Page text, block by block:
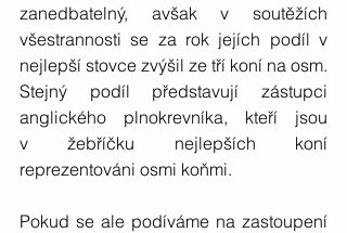
zanedbatelný, avšak v soutěžích
všestrannosti se za rok jejích podíl v
nejlepší stovce zvýšil ze tří koní na osm.
Stejný podíl představují zástupci
anglického plnokrevníka, kteří jsou
v žebříčku nejlepších koní
reprezentováni osmi koňmi.
Pokud se ale podíváme na zastoupení